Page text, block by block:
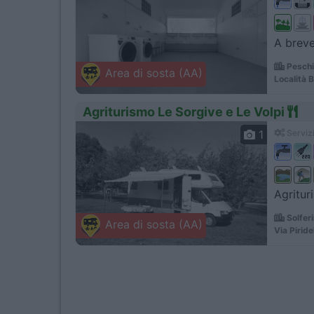
Area di sosta (AA)
A
Località
Agriturismo Le Sorgive e Le Volpi
Area di sosta (AA)
1
Via